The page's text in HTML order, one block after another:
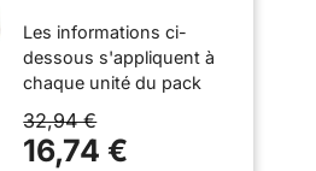
(Lot de 6)
Les informations ci-
dessous s'appliquent à
chaque unité du pack
du produit: Noir 2 ans de
garantie pour une
32,94 €
16,74 €